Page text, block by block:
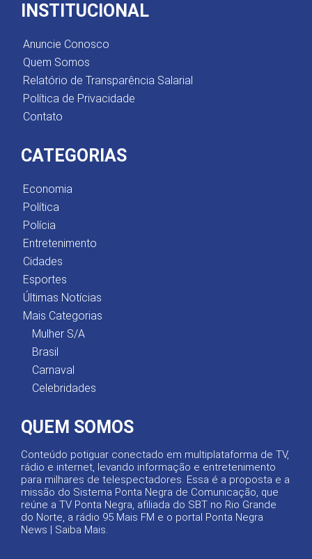
INSTITUCIONAL
Anuncie Conosco
Quem Somos
Relatório de Transparência Salarial
Política de Privacidade
Contato
CATEGORIAS
Economia
Política
Polícia
Entretenimento
Cidades
Esportes
Últimas Notícias
Mais Categorias
Mulher S/A
Brasil
Carnaval
Celebridades
QUEM SOMOS
Conteúdo potiguar conectado em multiplataforma de TV,
rádio e internet, levando informação e entretenimento
para milhares de telespectadores. Essa é a proposta e a
missão do Sistema Ponta Negra de Comunicação, que
reúne a TV Ponta Negra, afiliada do SBT no Rio Grande
do Norte, a rádio 95 Mais FM e o portal Ponta Negra
News | Saiba Mais.